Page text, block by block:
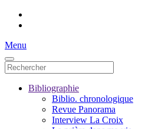
Menu
Bibliographie
Biblio. chronologique
Revue Panorama
Interview La Croix